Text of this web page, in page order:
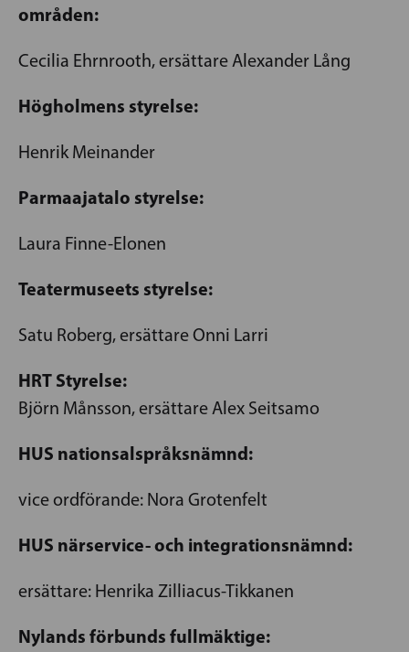
områden:
Cecilia Ehrnrooth, ersättare Alexander Lång
Högholmens styrelse:
Henrik Meinander
Parmaajatalo styrelse:
Laura Finne-Elonen
Teatermuseets styrelse:
Satu Roberg, ersättare Onni Larri
HRT Styrelse:
Björn Månsson, ersättare Alex Seitsamo
HUS nationsalspråksnämnd:
vice ordförande: Nora Grotenfelt
HUS närservice- och integrationsnämnd:
ersättare: Henrika Zilliacus-Tikkanen
Nylands förbunds fullmäktige: